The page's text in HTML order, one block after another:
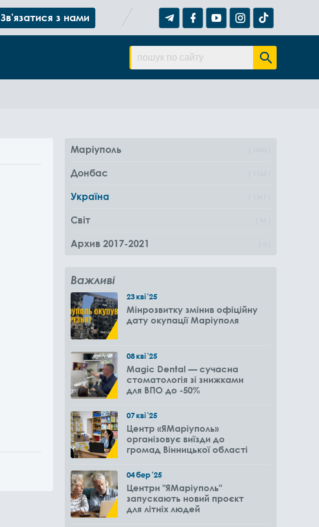
Зв'язатися з нами
Маріуполь
Донбас
Україна
Світ
Архив 2017-2021
Важливі
23кві'25
Мінрозвитку змінив офіційну
дату окупації Маріуполя
08кві'25
Magic Dental — сучасна
стоматологія зі знижками
для ВПО до -50%
07кві'25
Центр «ЯМаріуполь»
організовує виїзди до
громад Вінницької області
04бер'25
Центри "ЯМаріуполь"
запускають новий проєкт
для літніх людей